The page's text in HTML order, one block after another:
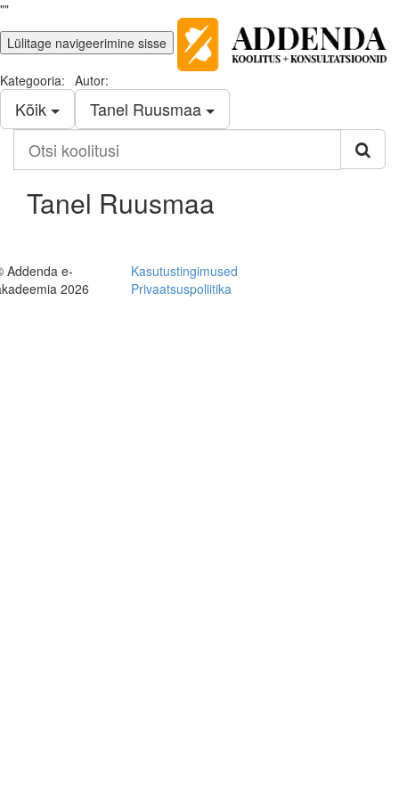
""
Lülitage navigeerimine sisse
Kategooria:
Kõik
Autor:
Tanel Ruusmaa
koolitusi
Tanel Ruusmaa
Addenda e-
2026
Kasutustingimused
Privaatsuspoliitika